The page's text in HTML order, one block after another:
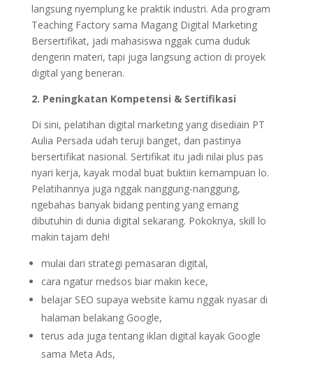
langsung nyemplung ke praktik industri. Ada program
Teaching Factory sama Magang Digital Marketing
Bersertifikat, jadi mahasiswa nggak cuma duduk
dengerin materi, tapi juga langsung action di proyek
digital yang beneran.
2. Peningkatan Kompetensi & Sertifikasi
Di sini, pelatihan digital marketing yang disediain PT
Aulia Persada udah teruji banget, dan pastinya
bersertifikat nasional. Sertifikat itu jadi nilai plus pas
nyari kerja, kayak modal buat buktiin kemampuan lo.
Pelatihannya juga nggak nanggung-nanggung,
ngebahas banyak bidang penting yang emang
dibutuhin di dunia digital sekarang. Pokoknya, skill lo
makin tajam deh!
mulai dari strategi pemasaran digital,
cara ngatur medsos biar makin kece,
belajar SEO supaya website kamu nggak nyasar di
halaman belakang Google,
terus ada juga tentang iklan digital kayak Google
sama Meta Ads,